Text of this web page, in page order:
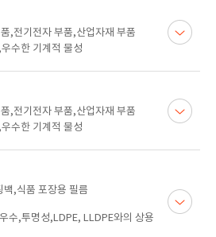
,전기전자 부품,산업자재 부품
수한 기계적 물성
,전기전자 부품,산업자재 부품
수한 기계적 물성
,식품 포장용 필름
수,투명성,LDPE, LLDPE와의 상용